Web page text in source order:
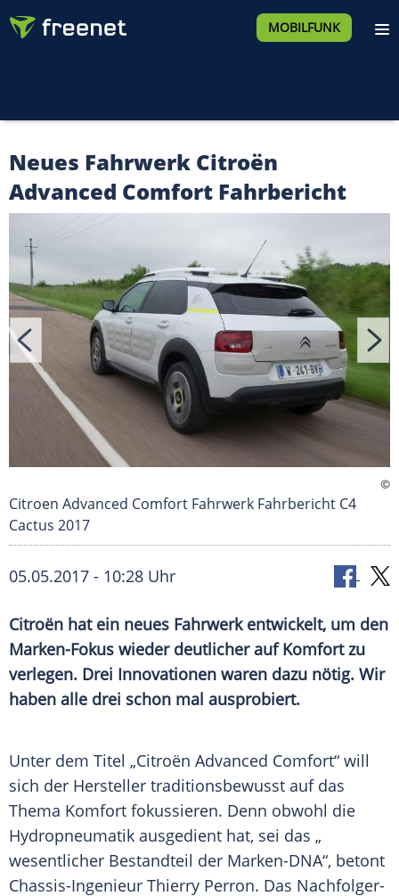
MOBILFUNK
Neues Fahrwerk Citroën
Advanced Comfort Fahrbericht
©
Citroen Advanced Comfort Fahrwerk Fahrbericht C4
Cactus 2017
05.05.2017 - 10:28 Uhr
Citroën hat ein neues Fahrwerk entwickelt, um den
Marken-Fokus wieder deutlicher auf Komfort zu
verlegen. Drei Innovationen waren dazu nötig. Wir
haben alle drei schon mal ausprobiert.
Unter dem Titel „Citroën Advanced Comfort“ will
sich der Hersteller traditionsbewusst auf das
Thema Komfort fokussieren. Denn obwohl die
Hydropneumatik ausgedient hat, sei das „
wesentlicher Bestandteil der Marken-DNA“, betont
Chassis-Ingenieur Thierry Perron. Das Nachfolger-